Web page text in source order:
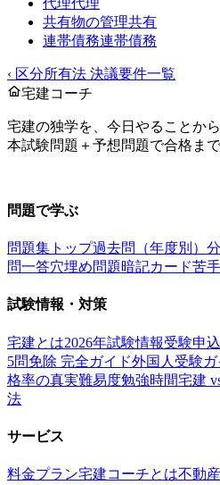
共有物の管理共有
連帯債務連帯債務
‹ 区分所有法 決議要件一覧
宅建コーチ
宅建の独学を、今日やることから
本試験問題＋予想問題で合格まで
問題で学ぶ
問題集トップ過去問（年度別）
問一答穴埋め問題暗記カード苦
試験情報・対策
宅建とは2026年試験情報受験申
5問免除 完全ガイド外国人受験ガ
格率の真実難易度勉強時間宅建
法
サービス
料金プラン宅建コーチとは不動